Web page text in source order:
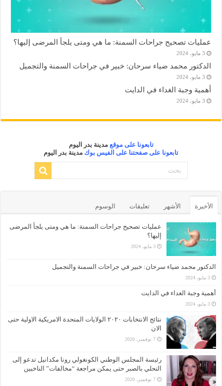
عمليات تصحيح جراحات السمنة: ما هي ومتى يلجأ المرضى إليها؟
3 مايو، 2024
الدكتور محمد ضياء سرحان: خبير في جراحات السمنة والتجميل
3 مايو، 2024
أهمية وجبة الغداء في الدايت
3 مايو، 2024
تابعونا على موقع مدينة بدر اليوم
تابعونا على صفحتنا على الفيس بوك مدينة بدر اليوم
الأخيرة الأشهر تعليقات الوسوم
عمليات تصحيح جراحات السمنة: ما هي ومتى يلجأ المرضى
إليها؟
3 مايو، 2024
الدكتور محمد ضياء سرحان: خبير في جراحات السمنة والتجميل
3 مايو، 2024
أهمية وجبة الغداء في الدايت
3 مايو، 2024
نتائج الانتخابات ٢٠٢٠ الولايات المتحدة الامريكية الاولية حتى
الان
7 نوفمبر، 2020
رئيسة المجلس الوطني الكونغولي رونا مكدانيل تدعو إلى
التحلي بالصبر حتى يمكن مراجعة “مخالفات” الناخبين
7 نوفمبر، 2020